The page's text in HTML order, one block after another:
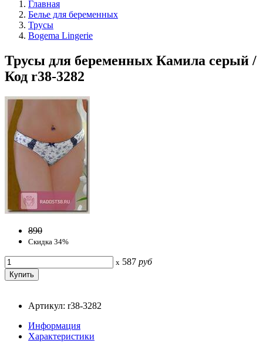
Главная
Белье для беременных
Трусы
Bogema Lingerie
Трусы для беременных Камила серый /
Код r38-3282
890
Скидка 34%
x 587 руб
Артикул: r38-3282
Информация
Характеристики